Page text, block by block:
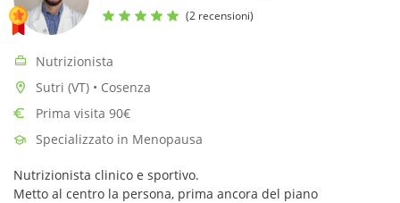
(2 recensioni)
Nutrizionista
Sutri (VT) • Cosenza
Prima visita 90€
Specializzato in Menopausa
Nutrizionista clinico e sportivo.
Metto al centro la persona, prima ancora del piano